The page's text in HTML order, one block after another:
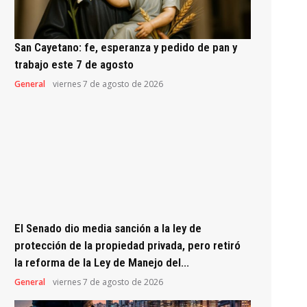
San Cayetano: fe, esperanza y pedido de pan y
trabajo este 7 de agosto
General viernes 7 de agosto de 2026
El Senado dio media sanción a la ley de
protección de la propiedad privada, pero retiró
la reforma de la Ley de Manejo del...
General viernes 7 de agosto de 2026